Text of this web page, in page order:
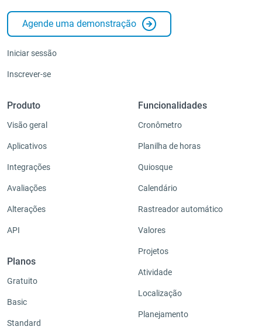
Agende uma demonstração
Iniciar sessão
Inscrever-se
Produto
Visão geral
Aplicativos
Integrações
Avaliações
Alterações
API
Planos
Gratuito
Basic
Standard
Funcionalidades
Cronômetro
Planilha de horas
Quiosque
Calendário
Rastreador automático
Valores
Projetos
Atividade
Localização
Planejamento